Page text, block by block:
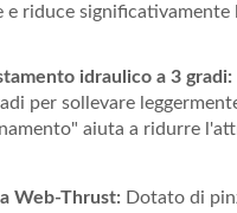
e riduce
idraulico a 3 gradi:
per sollevare
aiuta a ridurre
Web-Thrust: Dotato di
A